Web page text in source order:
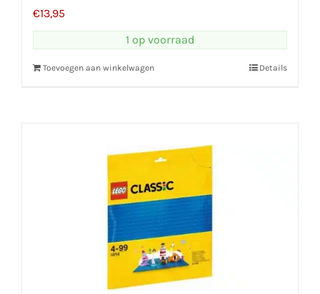
€13,95
1 op voorraad
Toevoegen aan winkelwagen Details